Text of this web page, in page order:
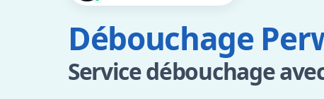
Débouchage
Service débouchage